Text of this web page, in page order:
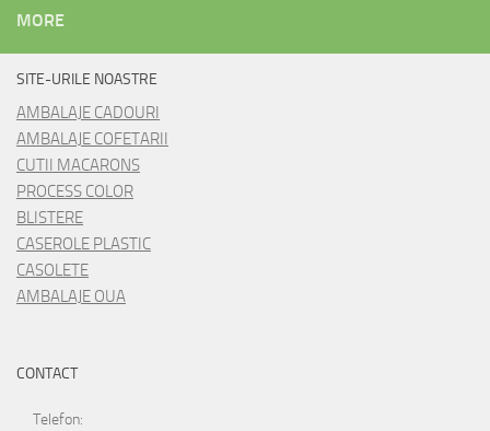
MORE
SITE-URILE NOASTRE
AMBALAJE CADOURI
AMBALAJE COFETARII
CUTII MACARONS
PROCESS COLOR
BLISTERE
CASEROLE PLASTIC
CASOLETE
AMBALAJE OUA
CONTACT
Telefon: